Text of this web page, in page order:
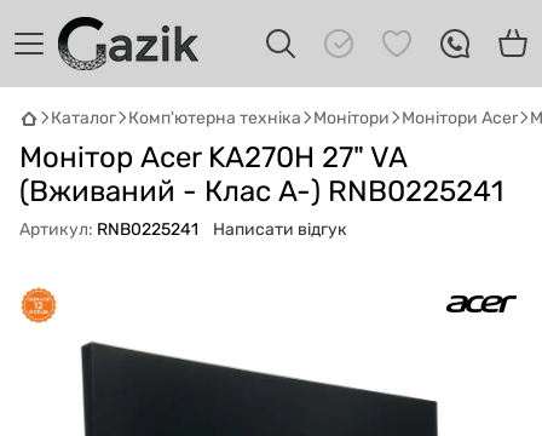
Каталог Комп'ютерна техніка Монітори Монітори Acer
Монітор Acer KA270H 27" VA
(Вживаний - Клас A-) RNB0225241
Артикул: RNB0225241 Написати відгук
AI
Онлайн · пошук техніки
Привіт! 👋 Я Gazik AI — допоможу